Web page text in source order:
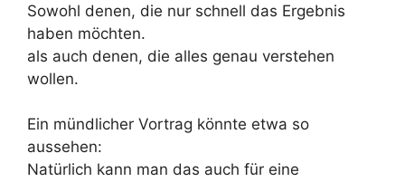
Sowohl denen, die nur schnell das Ergebnis
haben möchten.
als auch denen, die alles genau verstehen
wollen.
Ein mündlicher Vortrag könnte etwa so
aussehen:
Natürlich kann man das auch für eine